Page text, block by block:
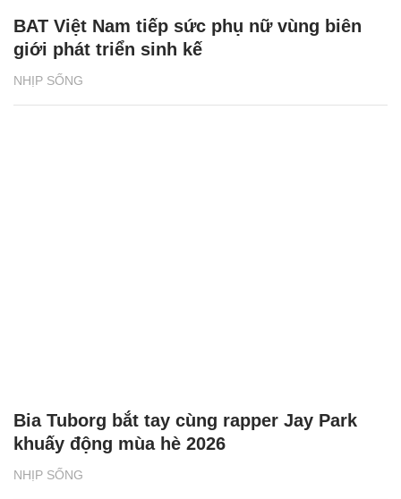
NHỊP SỐNG
BAT Việt Nam tiếp sức phụ nữ vùng biên
giới phát triển sinh kế
NHỊP SỐNG
Bia Tuborg bắt tay cùng rapper Jay Park
khuấy động mùa hè 2026